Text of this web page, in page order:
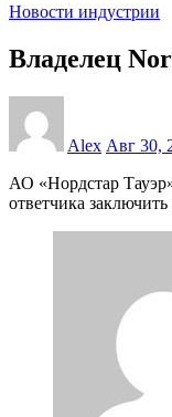
Новости индустрии
Владелец
Alex Авг 30,
АО «Нордстар
ответчика